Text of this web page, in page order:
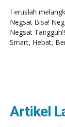
Teruslah
Negsat Bisa!
Negsat
Smart, Hebat,
Artikel